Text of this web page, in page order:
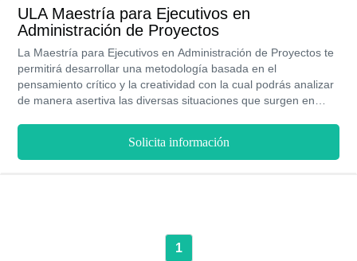
ULA Maestría para Ejecutivos en
Administración de Proyectos
La Maestría para Ejecutivos en Administración de Proyectos te
permitirá desarrollar una metodología basada en el
pensamiento crítico y la creatividad con la cual podrás analizar
de manera asertiva las diversas situaciones que surgen en
Solicita información
1